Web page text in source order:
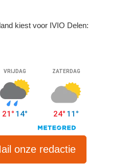
kiest voor IVIO Delen:
onze redactie